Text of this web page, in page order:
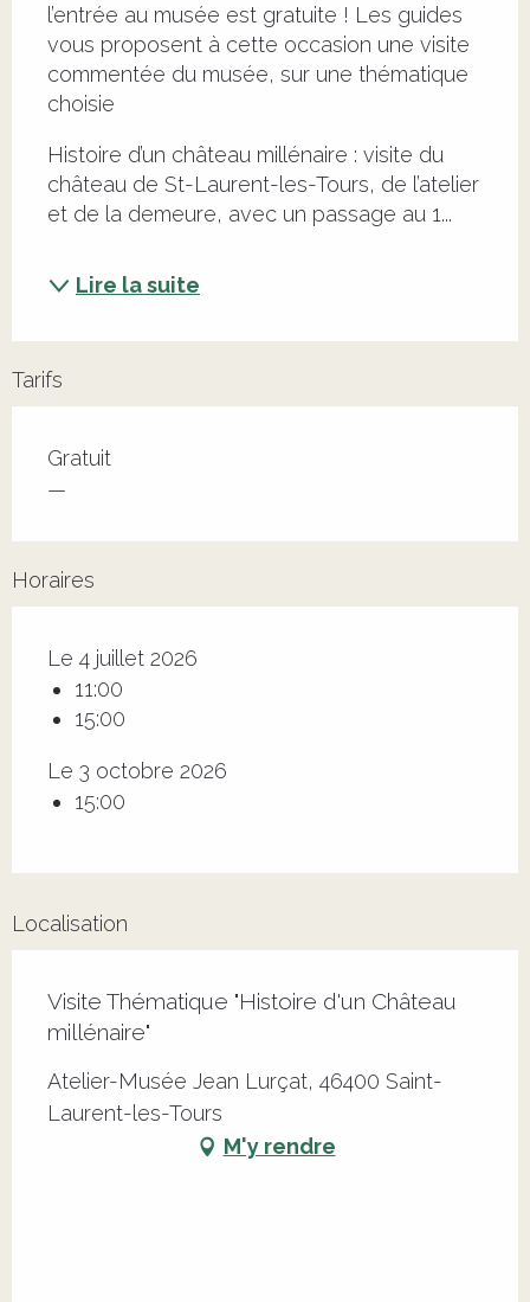
l’entrée au musée est gratuite ! Les guides
vous proposent à cette occasion une visite
commentée du musée, sur une thématique
choisie
Histoire d’un château millénaire : visite du
château de St-Laurent-les-Tours, de l’atelier
et de la demeure, avec un passage au 1...
Lire la suite
Tarifs
Tarifs 2026
Gratuit
—
Horaires
Le 4 juillet 2026
11:00
15:00
Le 3 octobre 2026
15:00
Localisation
Visite Thématique "Histoire d'un Château
millénaire"
Atelier-Musée Jean Lurçat, 46400 Saint-
Laurent-les-Tours
M'y rendre